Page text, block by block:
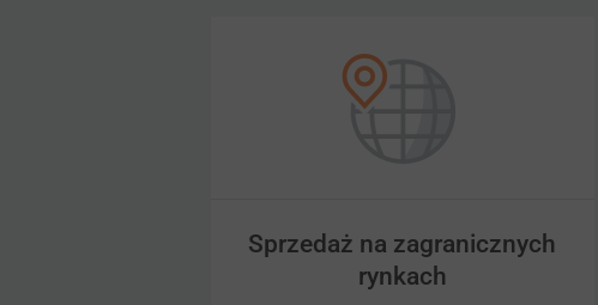
Sprzedaż na zagranicznych
rynkach